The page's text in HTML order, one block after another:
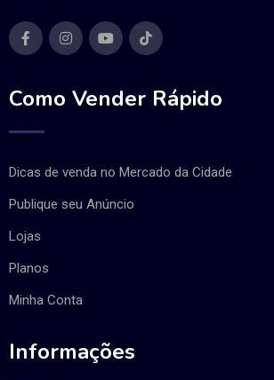
Como Vender Rápido
Dicas de venda no Mercado da Cidade
Publique seu Anúncio
Lojas
Planos
Minha Conta
Informações